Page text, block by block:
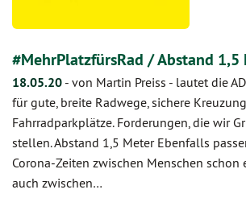
#MehrPlatzfürsRad / Abstand 1,5
18.05.20 - von Martin Preiss - lautet die
für gute, breite Radwege, sichere
Fahrradparkplätze. Forderungen, die wir
stellen. Abstand 1,5 Meter Ebenfalls
Corona-Zeiten zwischen Menschen
auch zwischen…